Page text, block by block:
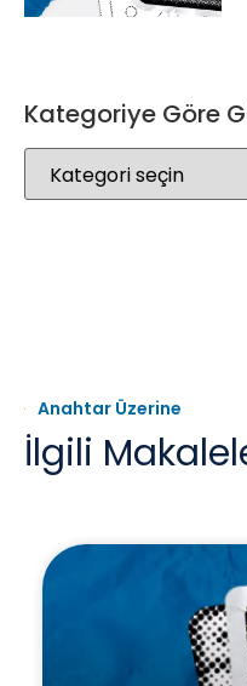
Kategoriye Göre
Anahtar Üzerine
İlgili